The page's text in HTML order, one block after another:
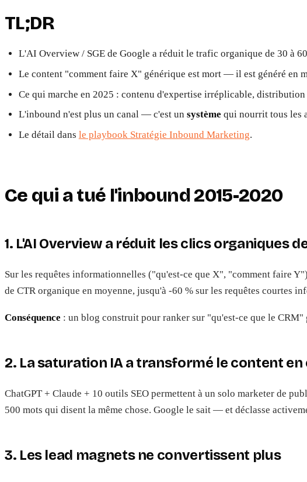
TL;DR
L'AI Overview / SGE de Google a réduit le trafic organique de 30 à
Le content "comment faire X" générique est mort — il est généré en
Ce qui marche en 2025 : contenu d'expertise irréplicable,
L'inbound n'est plus un canal — c'est un système qui nourrit tous les
Le détail dans le playbook Stratégie Inbound Marketing.
Ce qui a tué l'inbound 2015-2020
1. L'AI Overview a réduit les clics organiques
Sur les requêtes informationnelles ("qu'est-ce que X", "comment faire
de CTR organique en moyenne, jusqu'à -60 % sur les requêtes courtes
Conséquence : un blog construit pour ranker sur "qu'est-ce que le
2. La saturation IA a transformé le content
ChatGPT + Claude + 10 outils SEO permettent à un solo marketer de
500 mots qui disent la même chose. Google le sait — et déclasse
3. Les lead magnets ne convertissent plus